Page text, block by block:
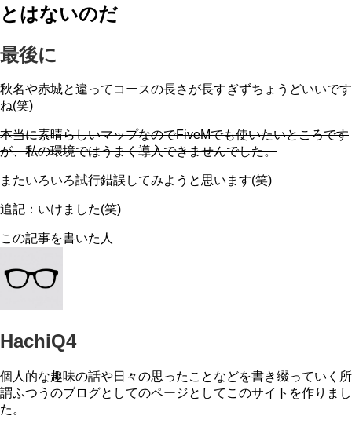
とはないのだ
最後に
秋名や赤城と違ってコースの長さが長すぎずちょうどいいです
ね(笑)
本当に素晴らしいマップなのでFiveMでも使いたいところです
が、私の環境ではうまく導入できませんでした。
またいろいろ試行錯誤してみようと思います(笑)
追記：いけました(笑)
この記事を書いた人
HachiQ4
個人的な趣味の話や日々の思ったことなどを書き綴っていく所
謂ふつうのブログとしてのページとしてこのサイトを作りまし
た。